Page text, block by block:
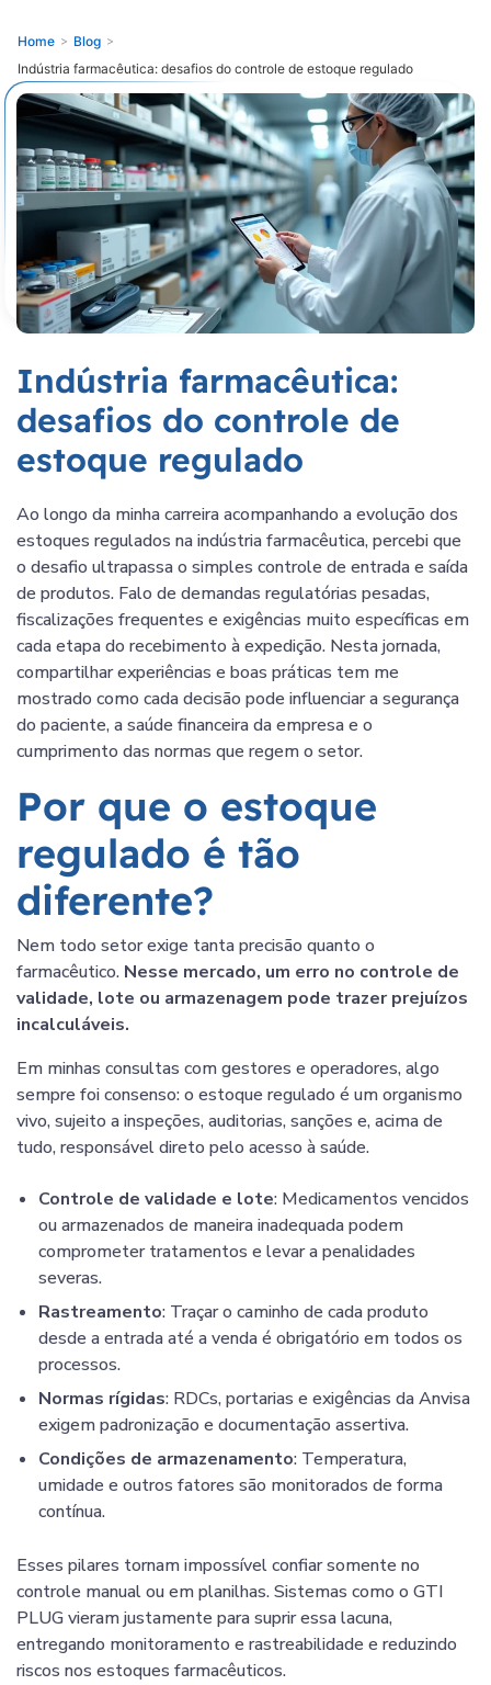
Home > Blog >
Indústria farmacêutica: desafios do controle de estoque regulado
Indústria farmacêutica:
desafios do controle de
estoque regulado
Ao longo da minha carreira acompanhando a evolução dos
estoques regulados na indústria farmacêutica, percebi que
o desafio ultrapassa o simples controle de entrada e saída
de produtos. Falo de demandas regulatórias pesadas,
fiscalizações frequentes e exigências muito específicas em
cada etapa do recebimento à expedição. Nesta jornada,
compartilhar experiências e boas práticas tem me
mostrado como cada decisão pode influenciar a segurança
do paciente, a saúde financeira da empresa e o
cumprimento das normas que regem o setor.
Por que o estoque
regulado é tão
diferente?
Nem todo setor exige tanta precisão quanto o
farmacêutico. Nesse mercado, um erro no controle de
validade, lote ou armazenagem pode trazer prejuízos
incalculáveis.
Em minhas consultas com gestores e operadores, algo
sempre foi consenso: o estoque regulado é um organismo
vivo, sujeito a inspeções, auditorias, sanções e, acima de
tudo, responsável direto pelo acesso à saúde.
Controle de validade e lote: Medicamentos vencidos
ou armazenados de maneira inadequada podem
comprometer tratamentos e levar a penalidades
severas.
Rastreamento: Traçar o caminho de cada produto
desde a entrada até a venda é obrigatório em todos os
processos.
Normas rígidas: RDCs, portarias e exigências da Anvisa
exigem padronização e documentação assertiva.
Condições de armazenamento: Temperatura,
umidade e outros fatores são monitorados de forma
contínua.
Esses pilares tornam impossível confiar somente no
controle manual ou em planilhas. Sistemas como o GTI
PLUG vieram justamente para suprir essa lacuna,
entregando monitoramento e rastreabilidade e reduzindo
riscos nos estoques farmacêuticos.